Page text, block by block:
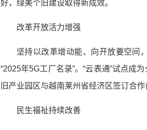
好，绿美个旧建设取得新成效。
改革开放活力增强
坚持以改革增动能、向开放要空间
“2025年5G工厂名录”。“云表通”试点
旧产业园区与越南莱州省经济区签订合
民生福祉持续改善